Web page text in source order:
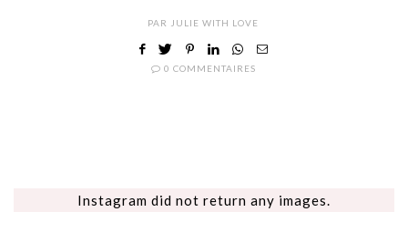
PAR JULIE WITH LOVE
0 COMMENTAIRES
Instagram did not return any images.